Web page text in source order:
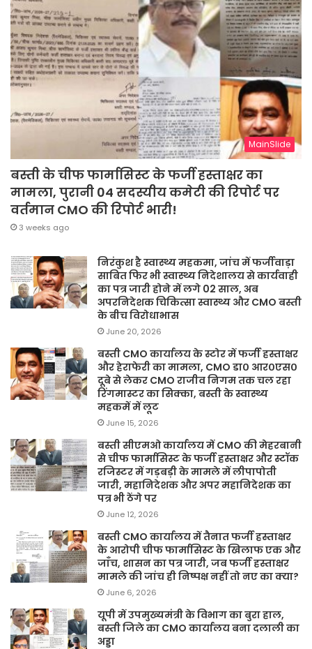
MainSlide
बस्ती के चीफ फार्मासिस्ट के फर्जी हस्ताक्षर का
मामला, पुरानी 04 सदस्यीय कमेटी की रिपोर्ट पर
वर्तमान CMO की रिपोर्ट भारी!
3 weeks ago
निरंकुश है स्वास्थ्य महकमा, जांच में फर्जीवाड़ा
साबित फिर भी स्वास्थ्य निदेशालय से कार्यवाही
का पत्र जारी होने में लगे 02 साल, अब
अपरनिदेशक चिकित्सा स्वास्थ्य और CMO बस्ती
के बीच विरोधाभास
June 20, 2026
बस्ती CMO कार्यालय के स्टोर में फर्जी हस्ताक्षर
और हेराफेरी का मामला, CMO डा० आर०एस०
दूबे से लेकर CMO राजीव निगम तक चल रहा
रिंगमास्टर का सिक्का, बस्ती के स्वास्थ्य
महकमें में लूट
June 15, 2026
बस्ती सीएमओ कार्यालय में CMO की मेहरबानी
से चीफ फार्मासिस्ट के फर्जी हस्ताक्षर और स्टॉक
रजिस्टर में गड़बड़ी के मामले में लीपापोती
जारी, महानिदेशक और अपर महानिदेशक का
पत्र भी ठेंगे पर
June 12, 2026
बस्ती CMO कार्यालय में तैनात फर्जी हस्ताक्षर
के आरोपी चीफ फार्मासिस्ट के खिलाफ एक और
जाँच, शासन का पत्र जारी, जब फर्जी हस्ताक्षर
मामले की जांच ही निष्पक्ष नहीं तो नए का क्या?
June 6, 2026
यूपी में उपमुख्यमंत्री के विभाग का बुरा हाल,
बस्ती जिले का CMO कार्यालय बना दलाली का
अड्डा